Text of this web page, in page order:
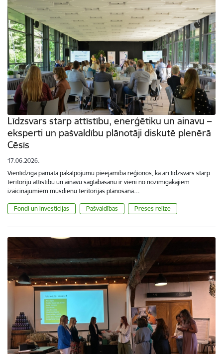
Līdzsvars starp attīstību, enerģētiku un ainavu –
eksperti un pašvaldību plānotāji diskutē plenērā
Cēsīs
17.06.2026.
Vienlīdzīga pamata pakalpojumu pieejamība reģionos, kā arī līdzsvars starp
teritoriju attīstību un ainavu saglabāšanu ir vieni no nozīmīgākajiem
izaicinājumiem mūsdienu teritorijas plānošanā…
Fondi un investīcijas Pašvaldības Preses relīze